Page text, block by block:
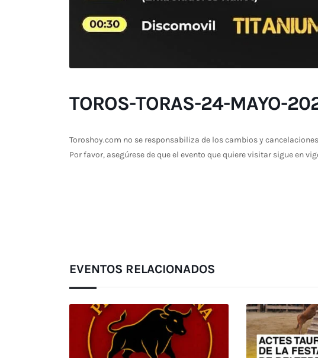
TOROS-TORAS-24-MAYO-
Toroshoy.com no se responsabiliza de los cambios y
Por favor, asegúrese de que el evento que quiere visitar sigue en
EVENTOS RELACIONADOS